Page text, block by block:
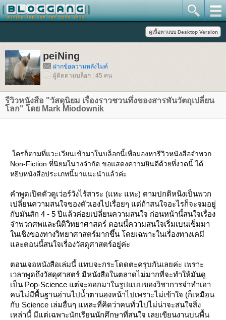
peiNing
ฝากข้อความหลังไมค์
ผู้ติดตามบล็อก : 45 คน
รีวิวหนังสือ "วัสดุนิยม เรื่องราวชวนทึ่งของสารพันวัตถุเปลี่ยน
ลก" โดย Mark Miodownik
ครก็ตามที่แวะเวียนเข้ามาในบล็อกนี้เพื่อมองหารีวิวหนังสือจำพวก
Non-Fiction ที่นิยมในวงจำกัด ขอแสดงความยินดีด้วยที่งวดนี้ ได้
หยิบหนังสือประเภทนี้มาแนะนำแล้วค่ะ
คำพูดเปิดตัวดูเว่อร์วังไร้สาระ (แหะ แหะ) ตามปกติหนิงเป็นพวก
เปลี่ยนความสนใจของตัวเองไปเรื่อยๆ แต่ถ้าสนใจอะไรก็จะจมอยู่
กับมันสัก 4 - 5 ปีแล้วค่อยเปลี่ยนความสนใจ ก่อนหน้านี้สนใจเรื่อง
จำพวกศพและนิติวิทยาศาสตร์ ตอนนี้ความสนใจเริ่มเบนเข็มมา
นเชิงของทางวิทยาศาสตร์มากขึ้น โดยเฉพาะในเรื่องทางเคมี
ละตอนนี้สนใจเรื่องวัสดุศาสตร์อยู่ค่ะ
ตอนเจอหนังสือเล่มนี้ แทบจะกระโดดตะครุบกันเลยค่ะ เพราะ
เวลาพูดถึงวัสดุศาสตร์ มีหนังสือในตลาดไม่มากที่จะทำให้มันดู
เป็น Pop-Science แต่จะออกมาในรูปแบบของวิชาการจ๋าทำเอา
คนไม่มีพื้นฐานอ่านไปน้ำตานองหน้าไปเพราะไม่เข้าใจ (ก็เหมือน
กับ Science เล่มอื่นๆ แหละที่คิดว่าคนทั่วไปไม่น่าจะสนใจสิ่ง
เหล่านี้ มีแต่เฉพาะนักเรียนนักศึกษาที่สนใจ เลยเขียนงานบนพื้น